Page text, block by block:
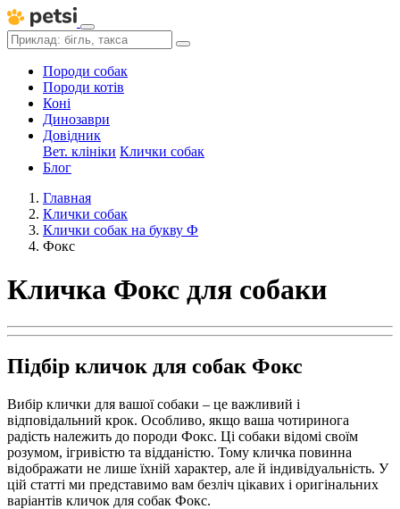
Породи собак
Породи котів
Коні
Динозаври
Довідник
Вет. клініки Клички собак
Блог
Главная
Клички собак
Клички собак на букву Ф
Фокс
Кличка Фокс для собаки
Підбір кличок для собак Фокс
Вибір клички для вашої собаки – це важливий і
відповідальний крок. Особливо, якщо ваша чотиринога
радість належить до породи Фокс. Ці собаки відомі своїм
розумом, ігривістю та відданістю. Тому кличка повинна
відображати не лише їхній характер, але й індивідуальність. У
цій статті ми представимо вам безліч цікавих і оригінальних
варіантів кличок для собак Фокс.